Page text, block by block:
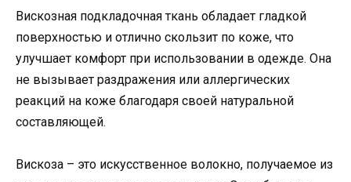
Вискозная подкладочная ткань обладает гладкой
поверхностью и отлично скользит по коже, что
улучшает комфорт при использовании в одежде. Она
не вызывает раздражения или аллергических
реакций на коже благодаря своей натуральной
составляющей.
Вискоза – это искусственное волокно, получаемое из